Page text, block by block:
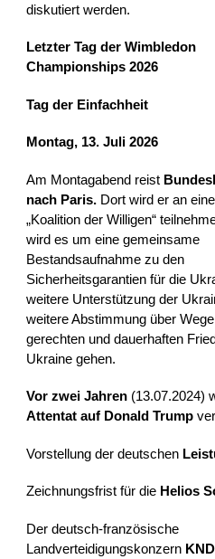
diskutiert werden.
Letzter Tag der Wimbledon
Championships 2026
Tag der Einfachheit
Montag, 13. Juli 2026
Am Montagabend reist
nach Paris. Dort wird er an
„Koalition der Willigen“
wird es um eine gemeinsame
Bestandsaufnahme zu den
Sicherheitsgarantien für die
weitere Unterstützung der
weitere Abstimmung über
gerechten und dauerhaften
Ukraine gehen.
Vor zwei Jahren (13.07.2024)
Attentat auf Donald Trump
Vorstellung der deutschen
Zeichnungsfrist für die Helios
Der deutsch-französische
Landverteidigungskonzern